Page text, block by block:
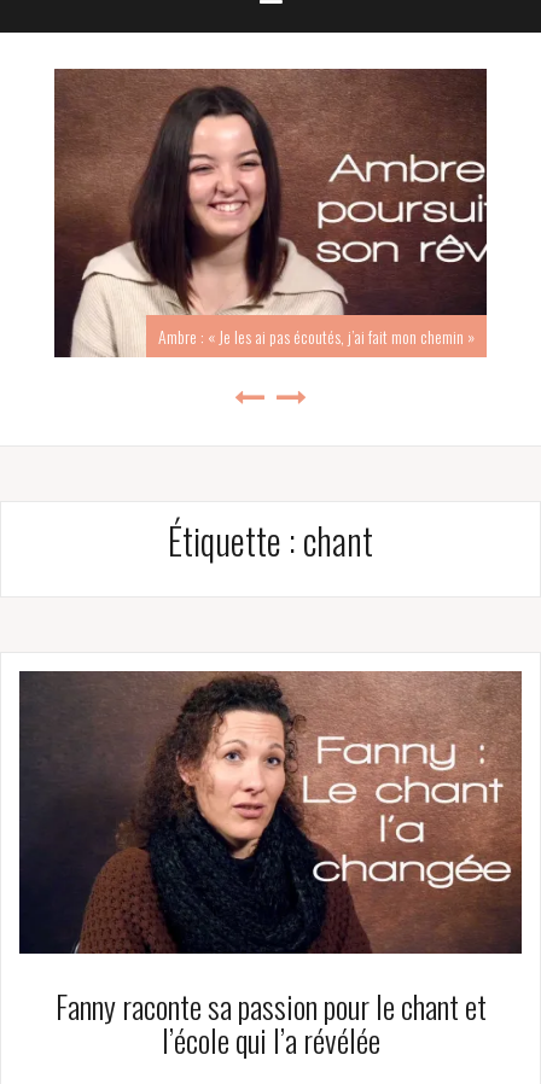
Ambre : « Je les ai pas écoutés, j’ai fait mon chemin »
Étiquette :chant
Fanny raconte sa passion pour le chant et
l’école qui l’a révélée